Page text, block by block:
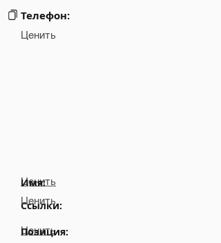
Телефон:
Ценить
Ценить
Ссылки:
Ценить
Имя:
Ценить
Позиция: